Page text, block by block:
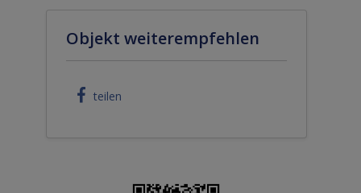
Objekt weiterempfehlen
teilen